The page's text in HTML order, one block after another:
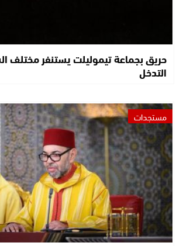
حريق بجماعة تيموليلت يستنفر مختلف
التدخل
مستجدات